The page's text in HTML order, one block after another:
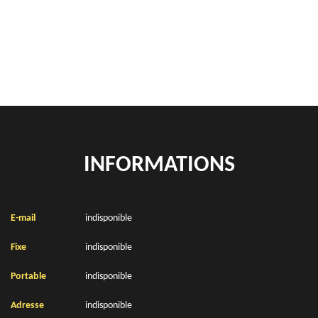
INFORMATIONS
E-mail indisponible
Fixe indisponible
Portable indisponible
Adresse indisponible